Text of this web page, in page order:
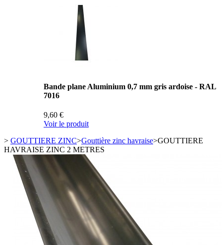
Bande plane Aluminium 0,7 mm gris ardoise - RAL
7016
9,60 €
Voir le produit
> GOUTTIERE ZINC>Gouttière zinc havraise>GOUTTIERE
HAVRAISE ZINC 2 METRES